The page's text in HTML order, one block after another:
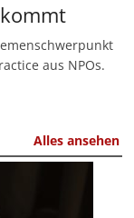
aus NPOs.
Alles ansehen